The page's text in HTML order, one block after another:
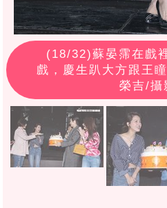
(18/32)蘇晏霈在戲
戲，慶生趴大方跟王
榮吉/攝